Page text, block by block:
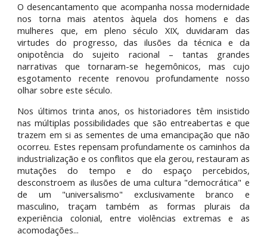
O desencantamento que acompanha nossa modernidade
nos torna mais atentos àquela dos homens e das
mulheres que, em pleno século XIX, duvidaram das
virtudes do progresso, das ilusões da técnica e da
onipotência do sujeito racional – tantas grandes
narrativas que tornaram-se hegemônicos, mas cujo
esgotamento recente renovou profundamente nosso
olhar sobre este século.
Nos últimos trinta anos, os historiadores têm insistido
nas múltiplas possibilidades que são entreabertas e que
trazem em si as sementes de uma emancipação que não
ocorreu. Estes repensam profundamente os caminhos da
industrialização e os conflitos que ela gerou, restauram as
mutações do tempo e do espaço percebidos,
desconstroem as ilusões de uma cultura "democrática" e
de um "universalismo" exclusivamente branco e
masculino, traçam também as formas plurais da
experiência colonial, entre violências extremas e as
acomodações...